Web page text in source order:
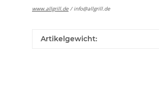
www.allgrill.de / info@allgrill.de
Artikelgewicht: